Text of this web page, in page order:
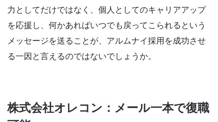
力としてだけではなく、個人としてのキャリアアップ
を応援し、何かあればいつでも戻ってこられるという
メッセージを送ることが、アルムナイ採用を成功させ
る一因と言えるのではないでしょうか。
株式会社オレコン：メール一本で復職